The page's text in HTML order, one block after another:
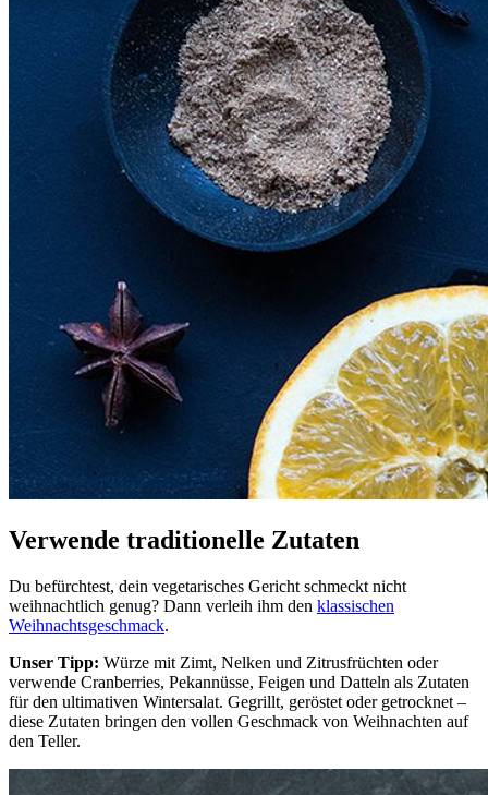
Verwende traditionelle Zutaten
Du befürchtest, dein vegetarisches Gericht schmeckt nicht
weihnachtlich genug? Dann verleih ihm den klassischen
Weihnachtsgeschmack.
Unser Tipp: Würze mit Zimt, Nelken und Zitrusfrüchten oder
verwende Cranberries, Pekannüsse, Feigen und Datteln als Zutaten
für den ultimativen Wintersalat. Gegrillt, geröstet oder getrocknet –
diese Zutaten bringen den vollen Geschmack von Weihnachten auf
den Teller.